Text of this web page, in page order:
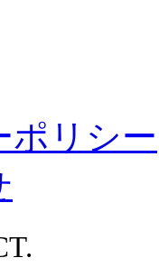
ポリシー